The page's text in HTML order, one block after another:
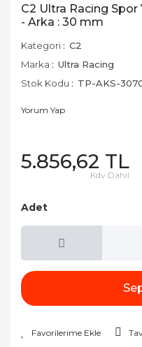
C2 Ultra Racing
- Arka : 30 mm
Kategori
C2
Marka
Ultra Racing
Stok Kodu
TP-AKS-
Yorum Yap
5.856,62 TL
Kdv Dahil
Adet